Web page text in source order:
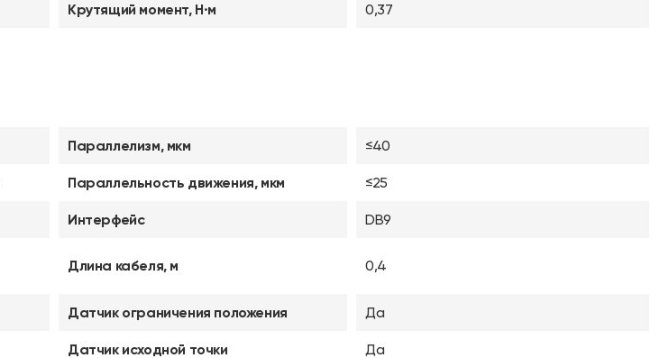
Крутящий момент, Н·м 0,37
Параллелизм, мкм ≤40
Параллельность движения, мкм ≤25
Интерфейс DB9
Длина кабеля, м 0,4
Датчик ограничения положения Да
Датчик исходной точки Да